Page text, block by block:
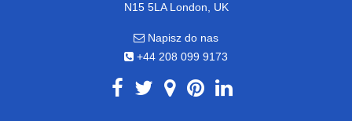
N15 5LA London, UK
Napisz do nas
+44 208 099 9173